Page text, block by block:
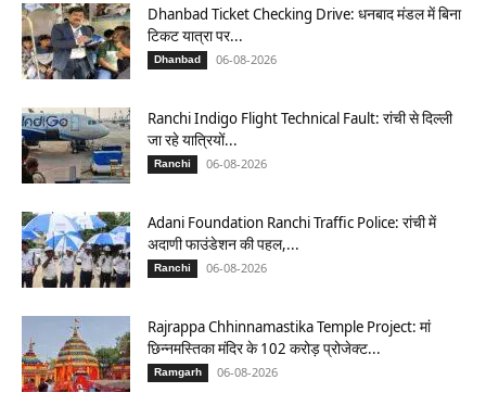
Dhanbad Ticket Checking Drive: धनबाद मंडल में बिना
टिकट यात्रा पर...
Dhanbad 06-08-2026
Ranchi Indigo Flight Technical Fault: रांची से दिल्ली
जा रहे यात्रियों...
Ranchi 06-08-2026
Adani Foundation Ranchi Traffic Police: रांची में
अदाणी फाउंडेशन की पहल,...
Ranchi 06-08-2026
Rajrappa Chhinnamastika Temple Project: मां
छिन्नमस्तिका मंदिर के 102 करोड़ प्रोजेक्ट...
Ramgarh 06-08-2026